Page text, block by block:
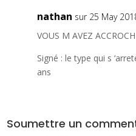
nathan sur 25 May
VOUS M AVEZ
Signé : le type qui s
ans
Soumettre un